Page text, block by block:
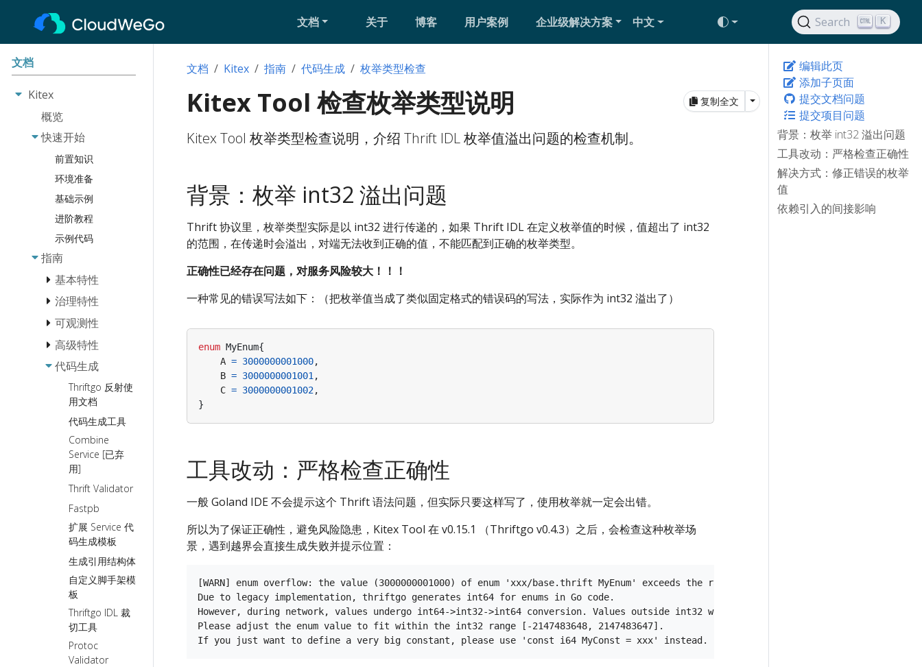
文档 关于 博客 用户案例 企业级解决方案 中文 Search K
文档
Kitex
概览
快速开始
前置知识
环境准备
基础示例
进阶教程
示例代码
指南
基本特性
消息类型
StreamX
StreamX 基
StreamX 流
中间件最佳
实践
流错误处理
最佳实践
StreamX 流
最佳实践
流生命周期
控制最佳实
践
StreamX 流
超时控制
流式细粒度
StreamX 流
编程常见问
题 QA
协议
传输协议
Streaming
gRPC
Thrift
over
gRPC
退出
序列化协
议
Binary
Hessian2
直连访问
连接类型
业务异常
预热
Panic 处理
框架 RPC 信息
的获取
治理特性
负载均衡
超时控制
请求重试
熔断
Fallback
限流
自定义访问控制
可观测性
埋点粒度
链路跟踪
日志
高级特性
Payload 校验
泛化调用
基本使用
Thrift-HTTP
映射的 IDL
规范
入
dynamicgo
指南
使用 Thrift
反射提升泛
化调用性能
Metainfo
Server SDK化
定制框架错误处
理
出 前后定制业
务逻辑
gRPC Proxy
Frugal
xDS 支持
按需序列化使用
指南
请求成本度量
单 Server 多
Service
代码生成
Thriftgo 反射使
用文档
代码生成工具
Combine
Service [已弃
用]
Thrift Validator
Fastpb
扩展 Service 代
码生成模板
生成引用结构体
自定义脚手架模
板
Thriftgo IDL 裁
切工具
Protoc
Validator
编辑此页
添加子页面
提交文档问题
提交项目问题
背景：枚举 int32 溢出问题
工具改动：严格检查正确性
解决方式：修正错误的枚举
值
依赖引入的间接影响
文档 Kitex 指南 代码生成 枚举类型检查
复制全文 Toggle Dropdown
Kitex Tool 检查枚举类型说明
Kitex Tool 枚举类型检查说明，介绍 Thrift IDL 枚举值溢出问题的检查机制。
背景：枚举 int32 溢出问题
Thrift 协议里，枚举类型实际是以 int32 进行传递的，如果 Thrift IDL 在定义枚举值的时候，值超出了 int32
的范围，在传递时会溢出，对端无法收到正确的值，不能匹配到正确的枚举类型。
正确性已经存在问题，对服务风险较大！！！
一种常见的错误写法如下：（把枚举值当成了类似固定格式的错误码的写法，实际作为 int32 溢出了）
enum MyEnum{
A = 3000000001000,
B = 3000000001001 ,
C = 3000000001002,
}
工具改动：严格检查正确性
一般 Goland IDE 不会提示这个 Thrift 语法问题，但实际只要这样写了，使用枚举就一定会出错。
所以为了保证正确性，避免风险隐患，Kitex Tool 在 v0.15.1 （Thriftgo v0.4.3）之后，会检查这种枚举场
景，遇到越界会直接生成失败并提示位置：
[WARN] enum overflow: the value (3000000001000) of enum 'xxx/base.thrift MyEnum' exceeds the range of int32.
Due to legacy implementation, thriftgo generates int64 for enums in Go code.
However, during network, values undergo int64->int32->int64 conversion. Values outside int32 will overflow.
Please adjust the enum value to fit within the int32 range [-2147483648, 2147483647].